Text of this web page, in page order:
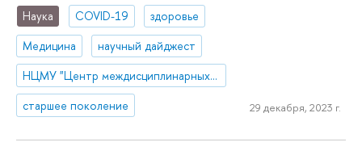
Наука COVID-19
здоровье
Медицина
научный дайджест
НЦМУ "Центр междисциплинарных исследований человеческого потенциала"
старшее поколение
29 декабря, 2023 г.